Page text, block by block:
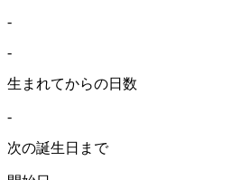
-
-
生まれてからの日数
-
次の誕生日まで